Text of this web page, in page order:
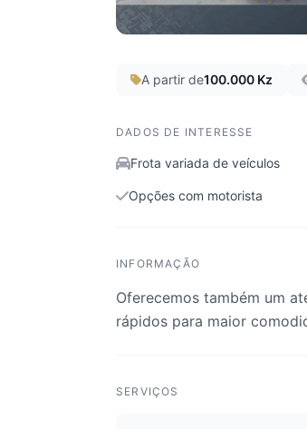
A partir de100.000 Kz
DADOS DE INTERESSE
Frota variada de veículos
Opções com motorista
INFORMAÇÃO
Oferecemos também um
rápidos para maior
SERVIÇOS